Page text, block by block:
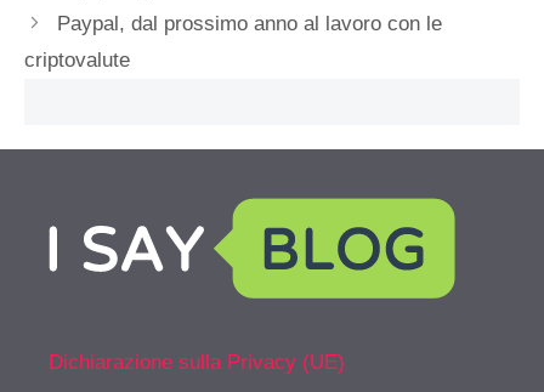
Paypal, dal prossimo anno al lavoro con le
criptovalute
Dichiarazione sulla Privacy (UE)